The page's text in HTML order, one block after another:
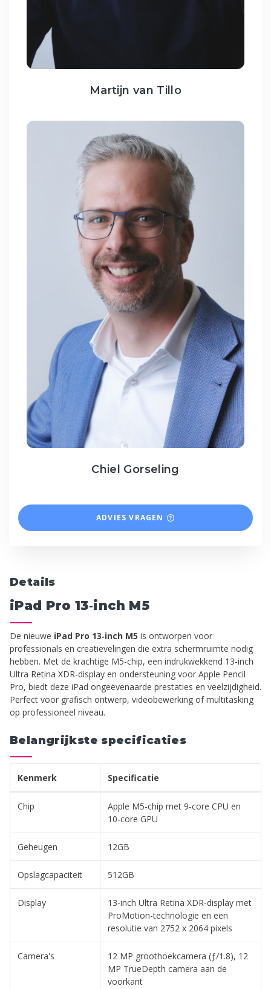
Martijn van Tillo
Chiel Gorseling
ADVIES VRAGEN
Details
iPad Pro 13‑inch M5
De nieuwe iPad Pro 13‑inch M5 is ontworpen voor
professionals en creatievelingen die extra schermruimte nodig
hebben. Met de krachtige M5-chip, een indrukwekkend 13‑inch
Ultra Retina XDR-display en ondersteuning voor Apple Pencil
Pro, biedt deze iPad ongeëvenaarde prestaties en veelzijdigheid.
Perfect voor grafisch ontwerp, videobewerking of multitasking
op professioneel niveau.
Belangrijkste specificaties
Kenmerk Specificatie
Chip
Apple M5-chip met 9-core CPU en
10-core GPU
Geheugen 12GB
Opslagcapaciteit 512GB
Display
13‑inch Ultra Retina XDR-display met
ProMotion-technologie en een
resolutie van 2752 x 2064 pixels
Camera's
12 MP groothoekcamera (ƒ/1.8), 12
MP TrueDepth camera aan de
voorkant